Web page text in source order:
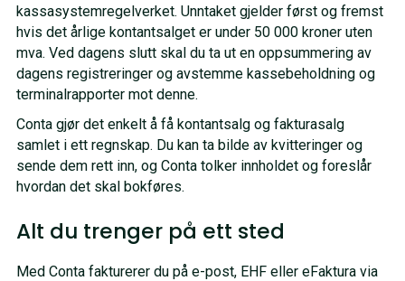
kassasystemregelverket. Unntaket gjelder først og fremst
hvis det årlige kontantsalget er under 50 000 kroner uten
mva. Ved dagens slutt skal du ta ut en oppsummering av
dagens registreringer og avstemme kassebeholdning og
terminalrapporter mot denne.
Conta gjør det enkelt å få kontantsalg og fakturasalg
samlet i ett regnskap. Du kan ta bilde av kvitteringer og
sende dem rett inn, og Conta tolker innholdet og foreslår
hvordan det skal bokføres.
Alt du trenger på ett sted
Med Conta fakturerer du på e-post, EHF eller eFaktura via